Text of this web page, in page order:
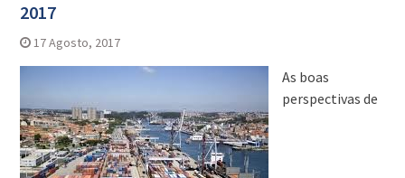
2017
17 Agosto, 2017
As boas
perspectivas de